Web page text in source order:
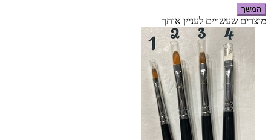
המשך
מוצרים שעשויים לעניין אותך